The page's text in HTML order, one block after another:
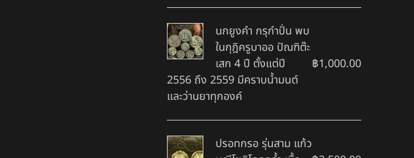
นกยูงคำ กรุกำปั่น พบ
ในกุฎิครูบาออ ปัณฑิต๊ะ
เสก 4 ปี ตั้งแต่ปี
2556 ถึง 2559 มีคราบน้ำมนต์
และว่านยาทุกองค์
฿1,000.00
ปรอทกรอ รุ่นสาม แก้ว